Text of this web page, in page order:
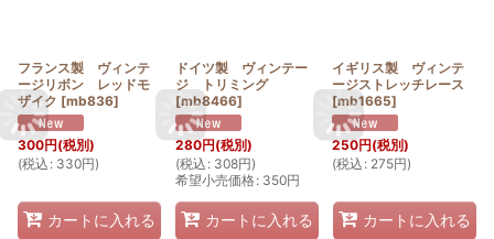
フランス製 ヴィンテ
ージリボン レッドモ
ザイク [mb836]
300円(税別)
(税込 : 330円)
カートに入れる
ドイツ製 ヴィンテー
ジ トリミング
[mb8466]
280円(税別)
(税込 : 308円)
希望小売価格: 350円
カートに入れる
イギリス製 ヴィンテ
ージストレッチレース
[mb1665]
250円(税別)
(税込 : 275円)
カートに入れる